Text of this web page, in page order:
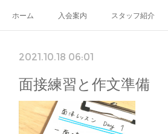
ホーム 入会案内 スタッフ紹介
2021.10.18 06:01
面接練習と作文準備